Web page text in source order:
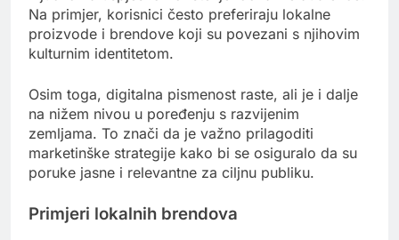
Na primjer, korisnici često preferiraju lokalne
proizvode i brendove koji su povezani s njihovim
kulturnim identitetom.
Osim toga, digitalna pismenost raste, ali je i dalje
na nižem nivou u poređenju s razvijenim
zemljama. To znači da je važno prilagoditi
marketinške strategije kako bi se osiguralo da su
poruke jasne i relevantne za ciljnu publiku.
Primjeri lokalnih brendova